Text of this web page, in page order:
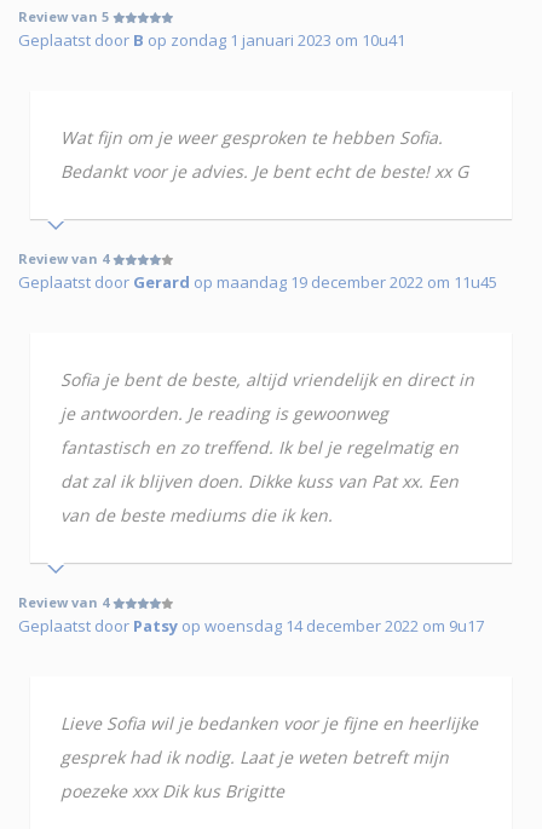
Review van 5
Geplaatst door B op zondag 1 januari 2023 om 10u41
Wat fijn om je weer gesproken te hebben Sofia.
Bedankt voor je advies. Je bent echt de beste! xx G
Review van 4
Geplaatst door Gerard op maandag 19 december 2022 om 11u45
Sofia je bent de beste, altijd vriendelijk en direct in
je antwoorden. Je reading is gewoonweg
fantastisch en zo treffend. Ik bel je regelmatig en
dat zal ik blijven doen. Dikke kuss van Pat xx. Een
van de beste mediums die ik ken.
Review van 4
Geplaatst door Patsy op woensdag 14 december 2022 om 9u17
Lieve Sofia wil je bedanken voor je fijne en heerlijke
gesprek had ik nodig. Laat je weten betreft mijn
poezeke xxx Dik kus Brigitte